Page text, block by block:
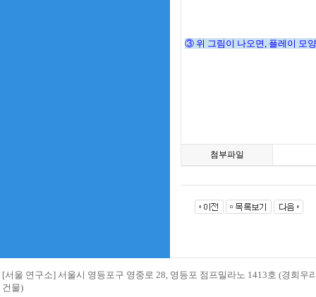
③ 위 그림이 나오면, 플레이 모
첨부파일
[서울 연구소] 서울시 영등포구 영중로 28, 영등포 점프밀라노 1413호 (경희우
건물)